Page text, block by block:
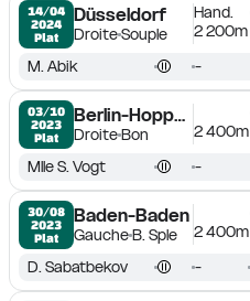
14/04
2024
Plat
Düsseldorf
DroiteSouple
Hand.
2 200m
M. Abik -
03/10
2023
Plat
Berlin-Hoppegarten
DroiteBon
2 400m
Mlle S. Vogt -
30/08
2023
Plat
Baden-Baden
GaucheB. Sple
2 400m
D. Sabatbekov -